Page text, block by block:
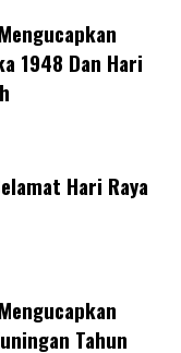
1948 Dan Hari
Hari Raya
Tahun